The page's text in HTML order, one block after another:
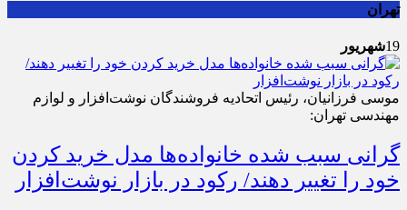
تهران
19شهریور
موسی فرزانیان، رئیس اتحادیه فروشندگان نوشت‌افزار و لوازم
مهندسی تهران:
گرانی سبب شده خانواده‌ها مدل خرید کردن
خود را تغییر دهند/ رکود در بازار نوشت‌افزار